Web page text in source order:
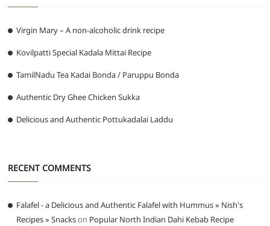
Virgin Mary – A non-alcoholic drink recipe
Kovilpatti Special Kadala Mittai Recipe
TamilNadu Tea Kadai Bonda / Paruppu Bonda
Authentic Dry Ghee Chicken Sukka
Delicious and Authentic Pottukadalai Laddu
RECENT COMMENTS
Falafel - a Delicious and Authentic Falafel with Hummus » Nish's
Recipes » Snackson Popular North Indian Dahi Kebab Recipe